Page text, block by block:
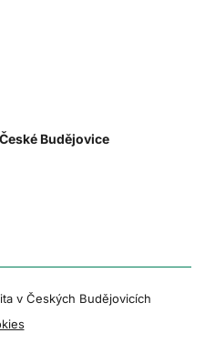
Budějovice
v Českých Budějovicích